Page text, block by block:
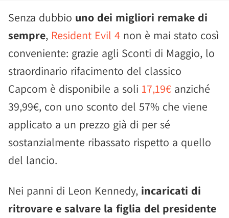
Senza dubbio uno dei migliori remake di
sempre, Resident Evil 4 non è mai stato così
conveniente: grazie agli Sconti di Maggio, lo
straordinario rifacimento del classico
Capcom è disponibile a soli 17,19€ anziché
39,99€, con uno sconto del 57% che viene
applicato a un prezzo già di per sé
sostanzialmente ribassato rispetto a quello
del lancio.
Nei panni di Leon Kennedy, incaricati di
ritrovare e salvare la figlia del presidente